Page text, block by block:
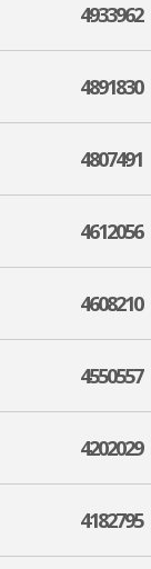
4933962
4891830
4807491
4612056
4608210
4550557
4202029
4182795